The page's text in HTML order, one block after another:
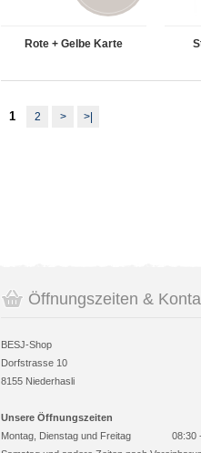
Rote + Gelbe Karte
1 2 > >|
Öffnungszeiten &
BESJ-Shop
Dorfstrasse 10
8155 Niederhasli
Unsere Öffnungszeiten
Montag, Dienstag und Freitag
08:30